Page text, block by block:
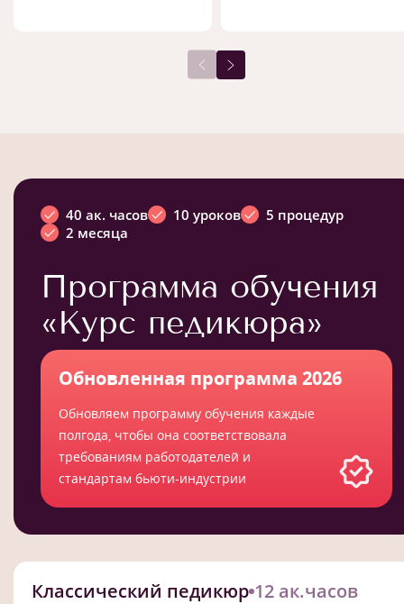
40 ак. часов 10 уроков
5 процедур
2 месяца
Программа обучения
«Курс педикюра»
Обновленная программа 2026
Обновляем программу обучения каждые
полгода, чтобы она соответствовала
требованиям работодателей и
стандартам бьюти-индустрии
Классический педикюр 12 ак.часов